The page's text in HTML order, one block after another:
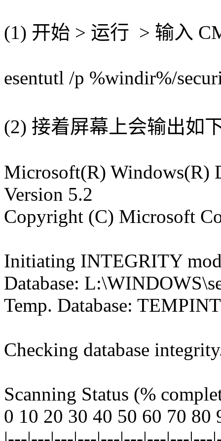
(1) 开始 > 运行 > 输入
esentutl /p %windir%/
(2) 接着屏幕上会输出如
Microsoft(R) Windows(R)
Version 5.2
Copyright (C) Microsoft
Initiating INTEGRITY
Database:
Temp. Database:
Checking database
Scanning Status (%
0 10 20 30 40 50 60 70 80